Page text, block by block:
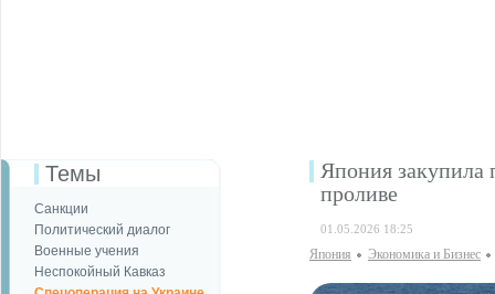
Темы
Санкции
Политический диалог
Военные учения
Неспокойный Кавказ
Япония
проливе
01.05.2026 18:25
Япония Экономика и Бизнес